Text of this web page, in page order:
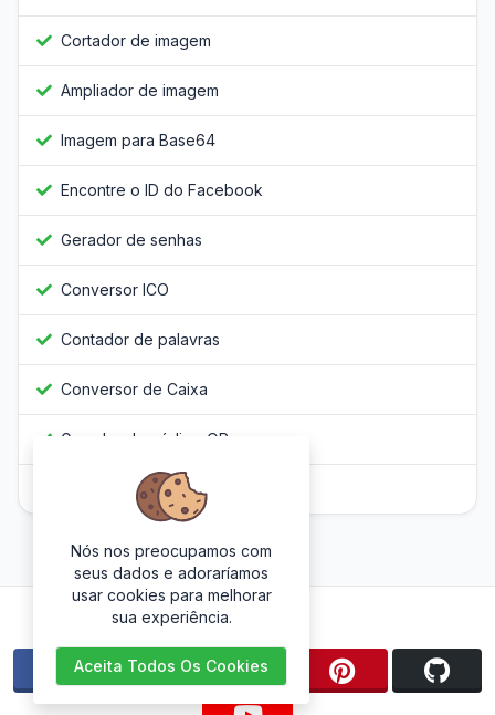
Cortador de imagem
Ampliador de imagem
Imagem para Base64
Encontre o ID do Facebook
Gerador de senhas
Conversor ICO
Contador de palavras
Conversor de Caixa
Gerador de código QR
Javascript Obfuscator
Siga-nos
Nós nos preocupamos com
seus dados e adoraríamos
usar cookies para melhorar
sua experiência.
Aceita Todos Os Cookies